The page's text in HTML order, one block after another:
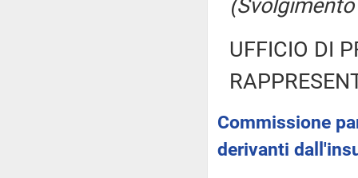
UFFICIO DI
Commissione
derivanti